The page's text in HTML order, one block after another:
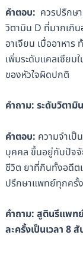
คำตอบ: ควรปรึกษ
วิตามิน D ที่มากเกิน
อาเจียน เบื่ออาหา
เพิ่มระดับแคลเซียม
ของหัวใจผิดปกติ
คำถาม: ระดับวิตามิ
คำตอบ: ความจำเป็
บุคคล ขึ้นอยู่กับปัจจั
ชีวิต ยาที่กินทั้งอดีต
ปรึกษาแพทย์ทุกครั้
คำถาม: สูตินรีแพท
ละครั้งเป็นเวลา 8